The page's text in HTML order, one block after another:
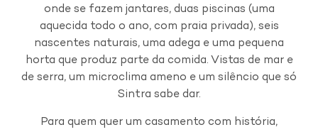
onde se fazem jantares, duas piscinas (uma
aquecida todo o ano, com praia privada), seis
nascentes naturais, uma adega e uma pequena
horta que produz parte da comida. Vistas de mar e
de serra, um microclima ameno e um silêncio que só
Sintra sabe dar.
Para quem quer um casamento com história,